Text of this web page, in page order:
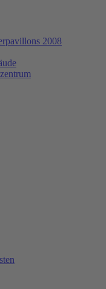
2008